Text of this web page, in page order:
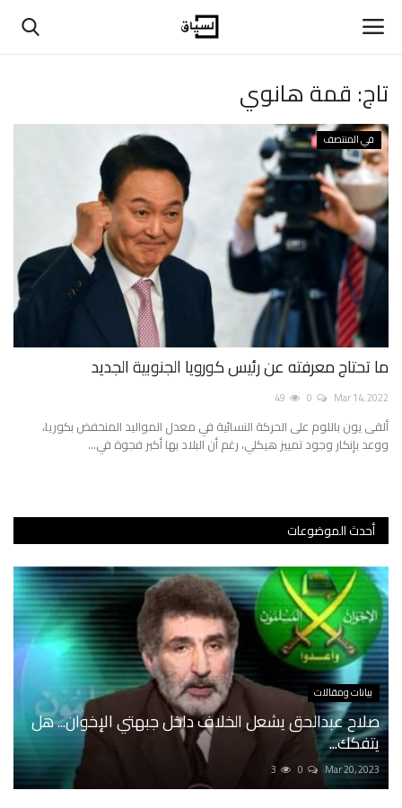
تسجيل دخول
الرئيسية
حوارات
اتصل بنا
في المنتصف
عن السياق
بيانات ومقالات
عالم السياق
اقتصاد
صحة
تقنية
خارج السياق
تاج: قمة هانوي
في المنتصف
ما تحتاج معرفته عن رئيس كورويا الجنوبية الجديد
Mar 14, 2022
0
49
ألقى يون باللوم على الحركة النسائية في معدل المواليد المنخفض بكوريا،
ووعد بإنكار وجود تمييز هيكلي، رغم أن البلاد بها أكبر فجوة في...
أحدث الموضوعات
بيانات ومقالات
صلاح عبدالحق يشعل الخلاف داخل جبهتي الإخوان... هل
يتفكك...
Mar 20, 2023
0
3